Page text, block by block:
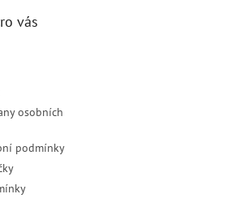
vás
osobních
podmínky